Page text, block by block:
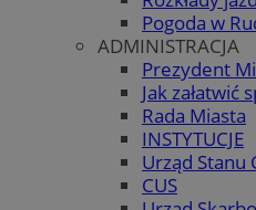
Pogoda w
ADMINISTRACJA
Prezydent
Jak załatwić
Rada Miasta
INSTYTUCJE
Urząd Stanu
CUS